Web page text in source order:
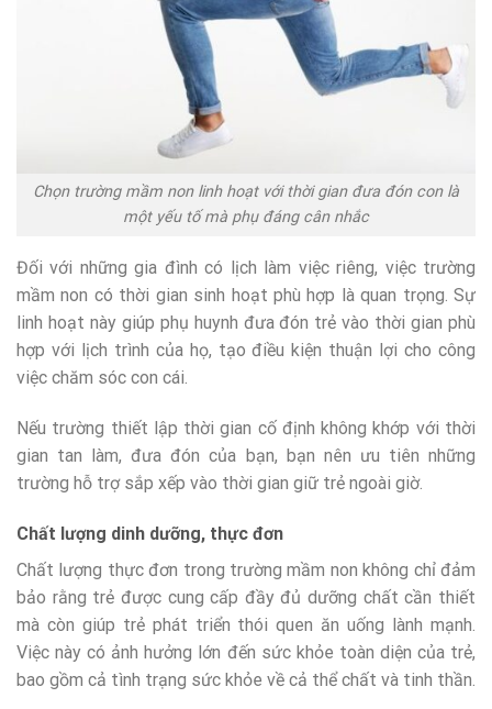
Chọn trường mầm non linh hoạt với thời gian đưa đón con là
một yếu tố mà phụ đáng cân nhắc
Đối với những gia đình có lịch làm việc riêng, việc trường
mầm non có thời gian sinh hoạt phù hợp là quan trọng. Sự
linh hoạt này giúp phụ huynh đưa đón trẻ vào thời gian phù
hợp với lịch trình của họ, tạo điều kiện thuận lợi cho công
việc chăm sóc con cái.
Nếu trường thiết lập thời gian cố định không khớp với thời
gian tan làm, đưa đón của bạn, bạn nên ưu tiên những
trường hỗ trợ sắp xếp vào thời gian giữ trẻ ngoài giờ.
Chất lượng dinh dưỡng, thực đơn
Chất lượng thực đơn trong trường mầm non không chỉ đảm
bảo rằng trẻ được cung cấp đầy đủ dưỡng chất cần thiết
mà còn giúp trẻ phát triển thói quen ăn uống lành mạnh.
Việc này có ảnh hưởng lớn đến sức khỏe toàn diện của trẻ,
bao gồm cả tình trạng sức khỏe về cả thể chất và tinh thần.